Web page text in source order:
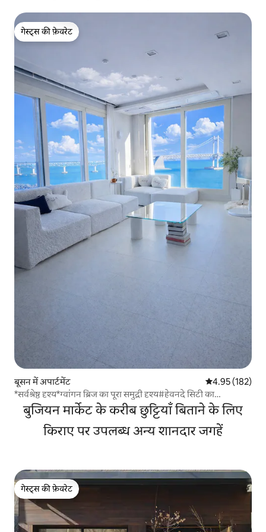
गेस्ट्स की फ़ेवरेट
गेस्ट्स की फ़ेवरेट
बूसन में अपार्टमेंट औसत रेटिंग 5 में से
4.95 (182)
*सर्वश्रेष्ठ दृश्य*ग्वांगन ब्रिज का पूरा समुद्री दृश्य#हेवनदे सिटी का
दृश्य#रेस्टोरेंट की यात्रा,#समुद्र तट#मिलाक द मार्केट#समुद्र
तट#हीलिंग#हॉलिडे
बुजियन मार्केट के करीब छुट्टियाँ बिताने के लिए
किराए पर उपलब्ध अन्य शानदार जगहें
गेस्ट्स की फ़ेवरेट
गेस्ट्स की फ़ेवरेट